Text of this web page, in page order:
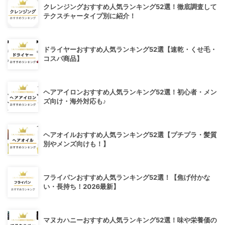
クレンジングおすすめ人気ランキング52選！徹底調査して
テクスチャータイプ別に紹介！
ドライヤーおすすめ人気ランキング52選【速乾・くせ毛・
コスパ商品】
ヘアアイロンおすすめ人気ランキング52選！初心者・メン
ズ向け・海外対応も♪
ヘアオイルおすすめ人気ランキング52選【プチプラ・髪質
別やメンズ向けも！】
フライパンおすすめ人気ランキング52選！【焦げ付かな
い・長持ち！2026最新】
マヌカハニーおすすめ人気ランキング52選！味や栄養価の